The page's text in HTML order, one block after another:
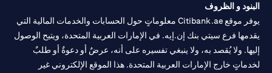
و الظروف
يوفر موقع Citibank.ae معلوماتٍ حول الحسابات والخدمات المالية التي
فرع سيتي بنك إن.إيه. في الإمارات العربية المتحدة، ويتيح الوصول
ولا يُقصد به، ولا ينبغي تفسيره على أنه، عرضٌ أو دعوةٌ أو طلبٌ
خارج الإمارات العربية المتحدة. هذا الموقع الإلكتروني غير